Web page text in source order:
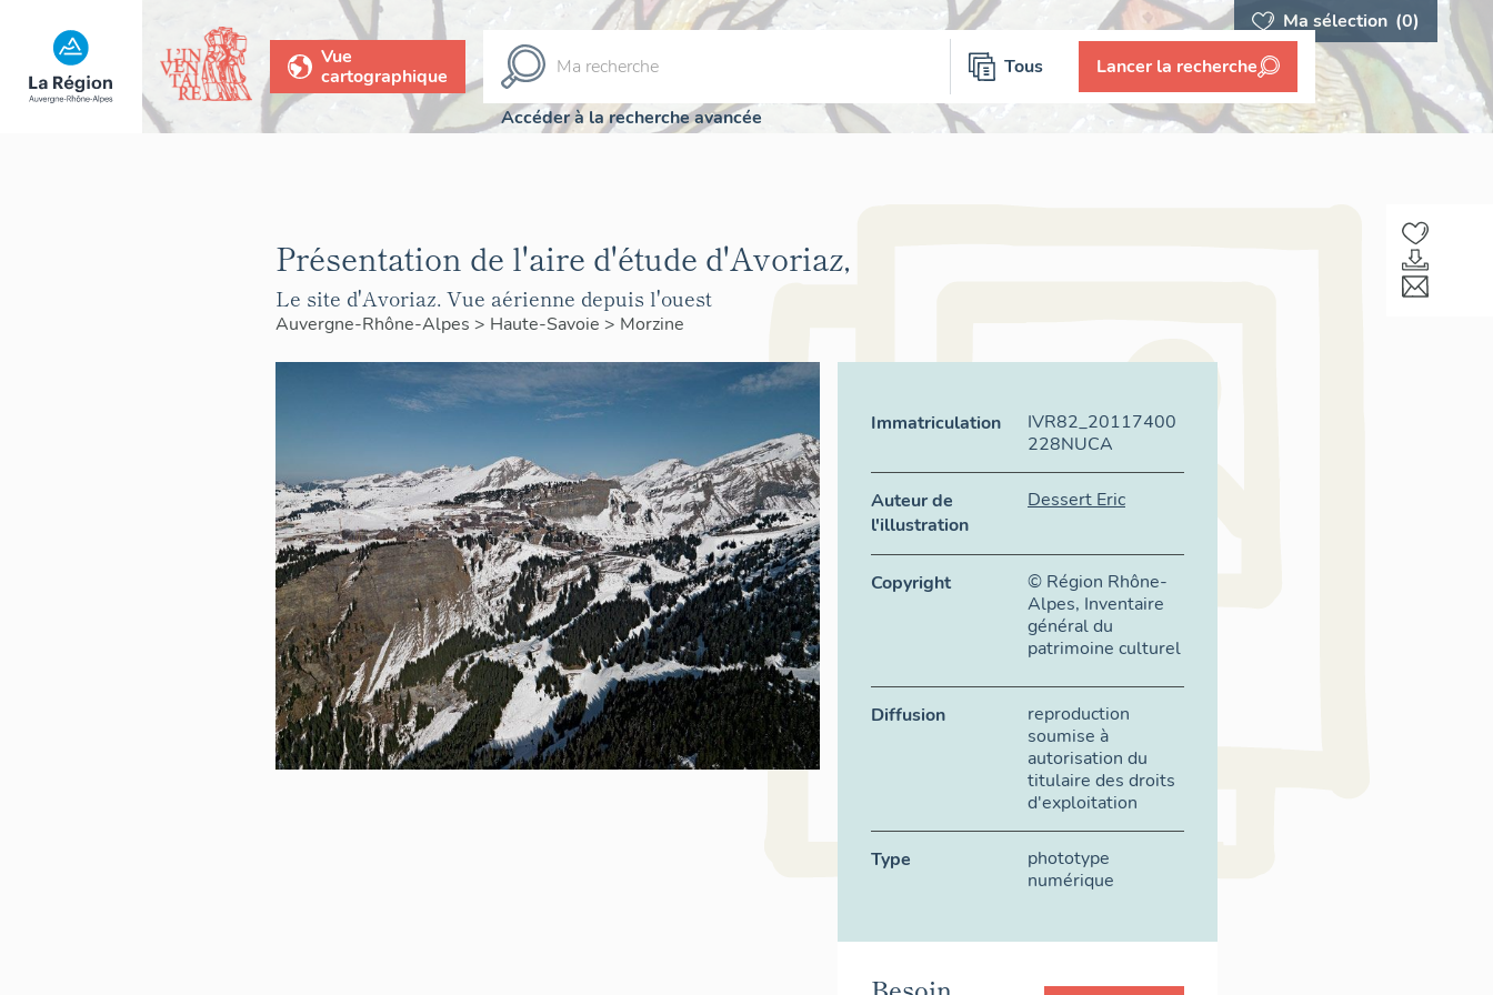
Ma sélection (0)
Vue
cartographique
Tous Lancer la recherche
Accéder à la recherche avancée
Présentation de l'aire d'étude d'Avoriaz,
Le site d'Avoriaz. Vue aérienne depuis l'ouest
Auvergne-Rhône-Alpes > Haute-Savoie > Morzine
Immatriculation
IVR82_20117400
228NUCA
Auteur de
l'illustration
Dessert Eric
Copyright
© Région Rhône-
Alpes, Inventaire
général du
patrimoine culturel
Diffusion
reproduction
soumise à
autorisation du
titulaire des droits
d'exploitation
Type
phototype
numérique
Besoin